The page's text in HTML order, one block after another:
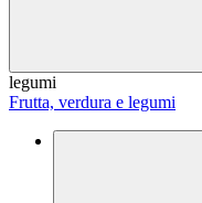
legumi
Frutta, verdura e legumi